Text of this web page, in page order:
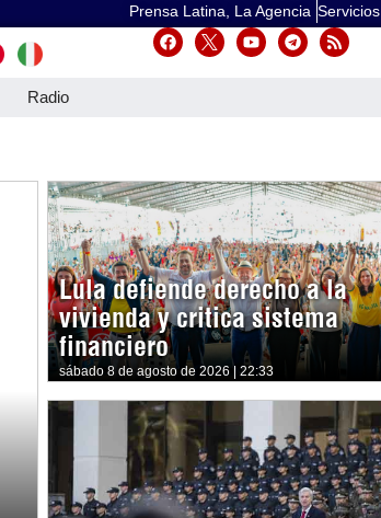
Prensa Latina, La Agencia Servicios
Radio
Lula defiende derecho a la
vivienda y critica sistema
financiero
sábado 8 de agosto de 2026 | 22:33